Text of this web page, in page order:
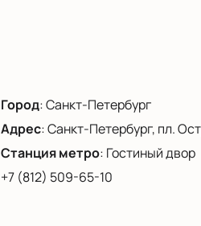
Город:Санкт-Петербург
Адрес:Санкт-Петербург, пл.
Станция метро: Гостиный двор
+7 (812) 509-65-10